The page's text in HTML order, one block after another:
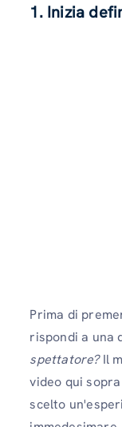
1. Inizia
Prima di
rispondi a una
spettatore?Il
video qui
scelto